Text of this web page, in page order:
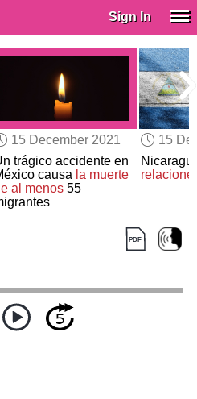
Sign In
15 December 2021
trágico accidente en
causa la muerte
al menos55
15